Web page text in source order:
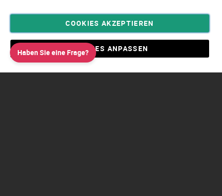
Privatsphäre und Datenschutz
Allgemeine Geschäftsbedingungen AGB
Impressum
COOKIES AKZEPTIEREN
COOKIES ANPASSEN
Haben Sie eine Frage?